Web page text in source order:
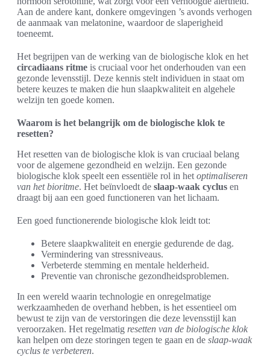
Aan de andere kant, donkere omgevingen ’s avonds verhogen
de aanmaak van melatonine, waardoor de slaperigheid
toeneemt.
Het begrijpen van de werking van de biologische klok en het
circadiaans ritme is cruciaal voor het onderhouden van een
gezonde levensstijl. Deze kennis stelt individuen in staat om
betere keuzes te maken die hun slaapkwaliteit en algehele
welzijn ten goede komen.
Waarom is het belangrijk om de biologische klok te
resetten?
Het resetten van de biologische klok is van cruciaal belang
voor de algemene gezondheid en welzijn. Een gezonde
biologische klok speelt een essentiële rol in het optimaliseren
van het bioritme. Het beïnvloedt de slaap-waak cyclus en
draagt bij aan een goed functioneren van het lichaam.
Een goed functionerende biologische klok leidt tot:
Betere slaapkwaliteit en energie gedurende de dag.
Vermindering van stressniveaus.
Verbeterde stemming en mentale helderheid.
Preventie van chronische gezondheidsproblemen.
In een wereld waarin technologie en onregelmatige
werkzaamheden de overhand hebben, is het essentieel om
bewust te zijn van de verstoringen die deze levensstijl kan
veroorzaken. Het regelmatig resetten van de biologische klok
kan helpen om deze storingen tegen te gaan en de slaap-waak
cyclus te verbeteren.